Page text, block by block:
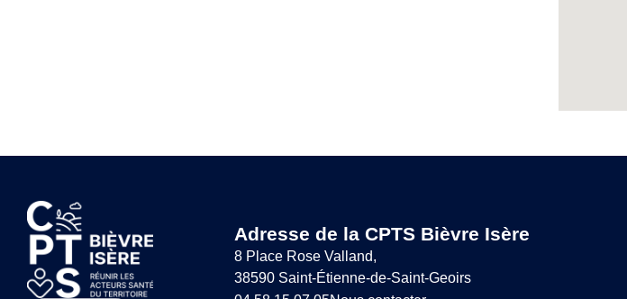
Adresse de la CPTS Bièvre Isère
8 Place Rose Valland,
38590 Saint-Étienne-de-Saint-Geoirs